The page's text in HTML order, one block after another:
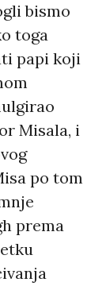
bismo
toga
papi koji
Misala, i
po tom
prema